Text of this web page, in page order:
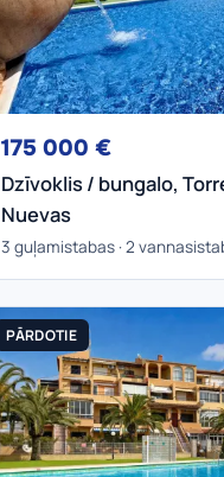
175 000 €
Dzīvoklis / bungalo,
Nuevas
3 guļamistabas · 2
PĀRDOTIE